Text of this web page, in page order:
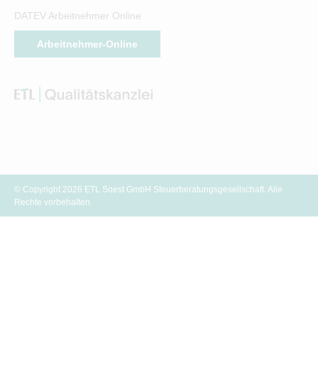
DATEV Arbeitnehmer Online
Arbeitnehmer-Online
© Copyright 2026 ETL Soest GmbH Steuerberatungsgesellschaft. Alle
Rechte vorbehalten.